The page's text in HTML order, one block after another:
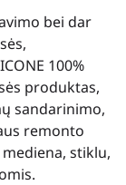
bei dar
100%
produktas,
sandarinimo,
remonto
stiklu,